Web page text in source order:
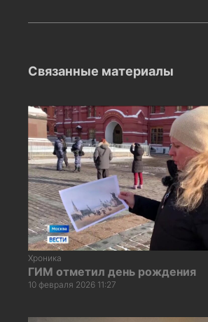
Связанные материалы
Хроника
ГИМ отметил день рождения
10 февраля 2026 11:27